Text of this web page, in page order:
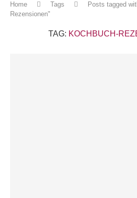
Home Tags
Posts tagged
Rezensionen"
TAG: KOCHBUCH-